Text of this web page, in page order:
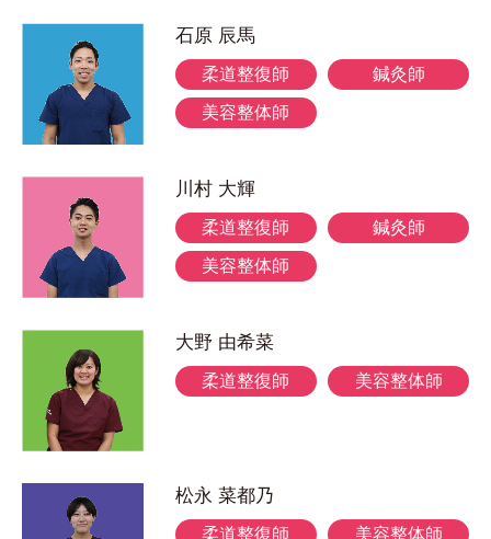
石原 辰馬
柔道整復師 鍼灸師
美容整体師
川村 大輝
柔道整復師 鍼灸師
美容整体師
大野 由希菜
柔道整復師 美容整体師
松永 菜都乃
柔道整復師 美容整体師